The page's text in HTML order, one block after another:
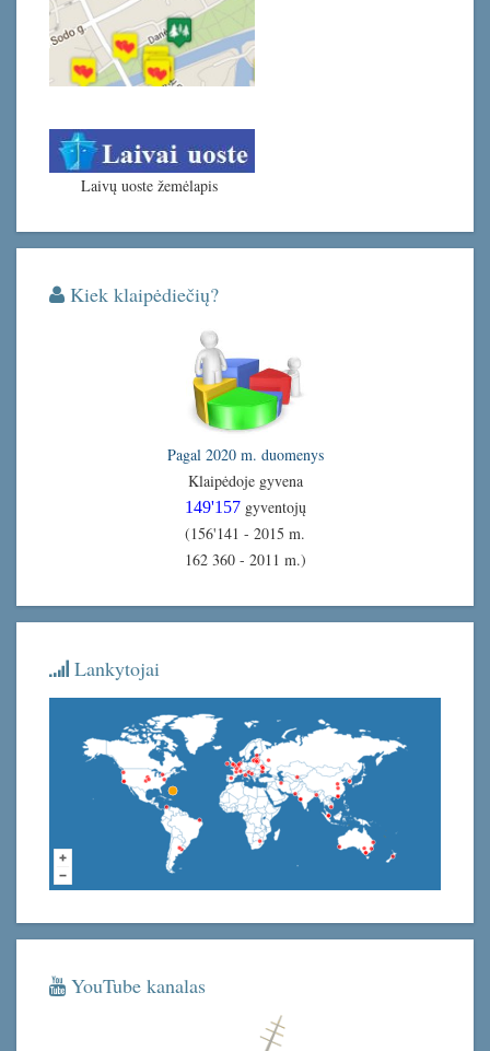
Laivų uoste žemėlapis
Kiek klaipėdiečių?
Pagal 2020 m. duomenys
Klaipėdoje gyvena
149'157 gyventojų
(156'141 - 2015 m.
162 360 - 2011 m.)
Lankytojai
YouTube kanalas